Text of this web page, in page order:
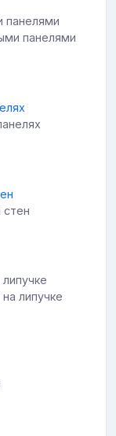
панелями
стен
липучке